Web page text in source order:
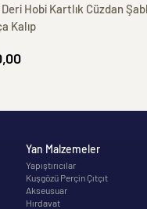
Hobi Kartlık Cüzdan
Kalıp
Yan Malzemeler
Yapıştırıcılar
Kuşgözü Perçin Çıtçıt
Akseusuar
Hırdavat